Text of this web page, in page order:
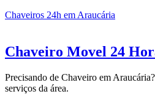
Chaveiros 24h em Araucária
Chaveiro Movel 24
Precisando de Chaveiro em
serviços da área.